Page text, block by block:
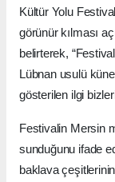
Kültür Yolu
görünür kılması
belirterek,
Lübnan usulü
gösterilen ilgi
Festivalin Mersin
sunduğunu ifade
baklava